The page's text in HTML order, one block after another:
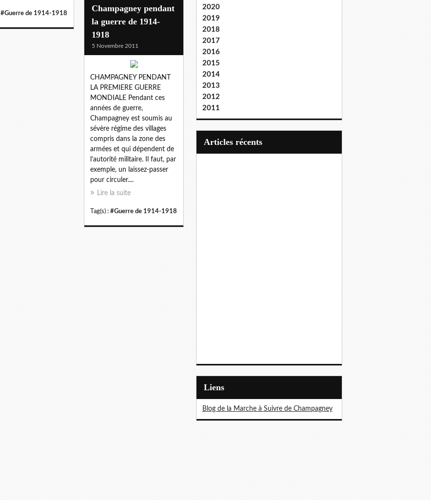
#Guerre de 1914-1918
Champagney pendant
la guerre de 1914-
1918
5 Novembre 2011
CHAMPAGNEY PENDANT
LA PREMIERE GUERRE
MONDIALE Pendant ces
années de guerre,
Champagney est soumis au
sévère régime des villages
compris dans la zone des
armées et qui dépendent de
l’autorité militaire. Il faut, par
exemple, un laissez-passer
pour circuler....
Lire la suite
Tag(s) : #Guerre de 1914-1918
2020
2019
2018
2017
2016
2015
2014
2013
2012
2011
articles récents
Liens
Blog de la Marche à Suivre de Champagney